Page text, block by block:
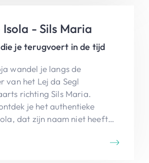
- Sils Maria
je terugvoert in de tijd
wandel je langs de
van het Lej da Segl
richting Sils Maria.
je het authentieke
dat zijn naam niet heeft